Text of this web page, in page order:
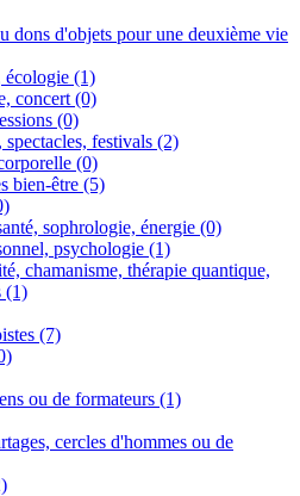
1
dons d'objets pour une deuxième vie
écologie (1)
concert (0)
(0)
spectacles, festivals (2)
(0)
bien-être (5)
sophrologie, énergie (0)
psychologie (1)
chamanisme, thérapie quantique,
(1)
(7)
ou de formateurs (1)
cercles d'hommes ou de